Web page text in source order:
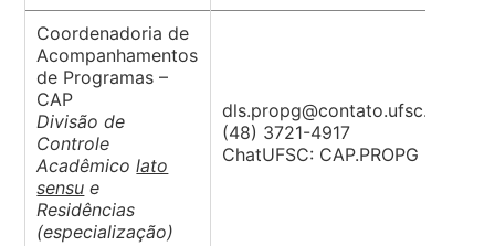
Coordenadoria de
Acompanhamentos
de Programas –
CAP
Divisão de
Controle
Acadêmicolato
sensu e
Residências
(especialização)
dls.propg@contato.ufsc.br
(48) 3721-4917
ChatUFSC: CAP.PROPG